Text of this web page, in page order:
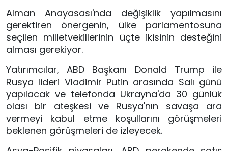
Alman Anayasası'nda değişiklik yapılmasını
gerektiren önergenin, ülke parlamentosuna
seçilen milletvekillerinin üçte ikisinin desteğini
alması gerekiyor.
Yatırımcılar, ABD Başkanı Donald Trump ile
Rusya lideri Vladimir Putin arasında Salı günü
yapılacak ve telefonda Ukrayna'da 30 günlük
olası bir ateşkesi ve Rusya'nın savaşa ara
vermeyi kabul etme koşullarını görüşmeleri
beklenen görüşmeleri de izleyecek.